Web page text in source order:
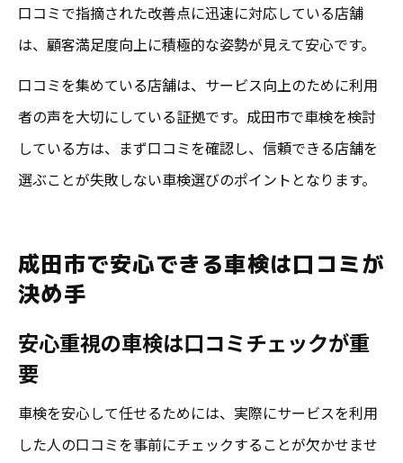
口コミで指摘された改善点に迅速に対応している店舗
は、顧客満足度向上に積極的な姿勢が見えて安心です。
口コミを集めている店舗は、サービス向上のために利用
者の声を大切にしている証拠です。成田市で車検を検討
している方は、まず口コミを確認し、信頼できる店舗を
選ぶことが失敗しない車検選びのポイントとなります。
成田市で安心できる車検は口コミが
決め手
安心重視の車検は口コミチェックが重
要
車検を安心して任せるためには、実際にサービスを利用
した人の口コミを事前にチェックすることが欠かせませ